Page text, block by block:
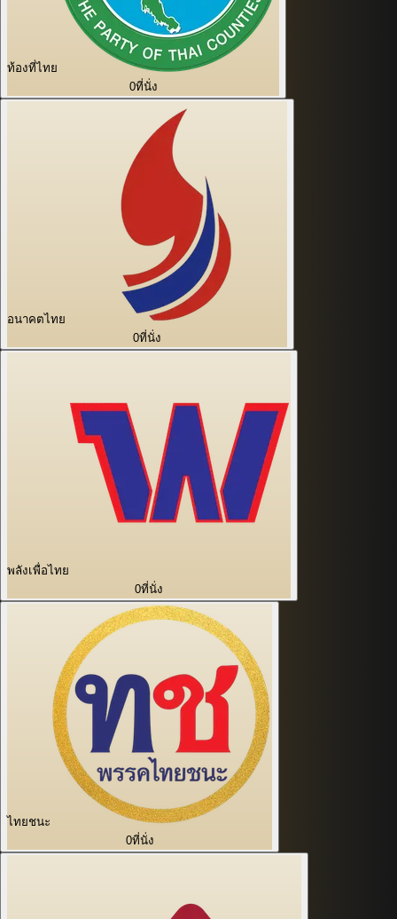
ท้องที่ไทย
0ที่นั่ง
อนาคตไทย
0ที่นั่ง
พลังเพื่อไทย
0ที่นั่ง
ไทยชนะ
0ที่นั่ง